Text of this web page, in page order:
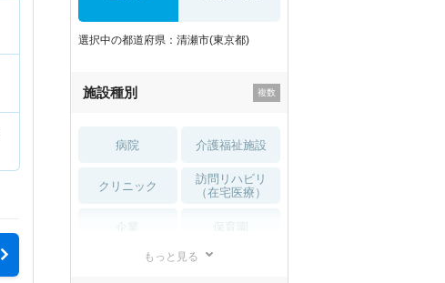
選択中の都道府県：清瀬市(東京都)
施設種別
病院 介護福祉施設
クリニック
訪問リハビリ
（在宅医療）
もっと見る